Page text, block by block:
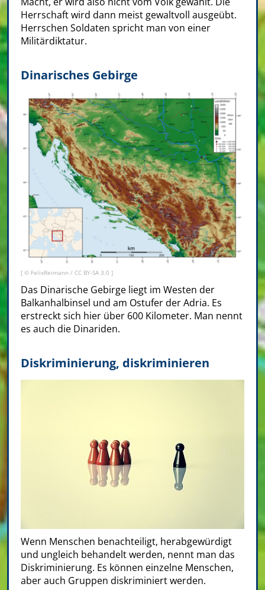
Herrschaft wird dann meist gewaltvoll ausgeübt.
Herrschen Soldaten spricht man von einer
Militärdiktatur.
Dinarisches Gebirge
[ © FelixReimann / CC BY-SA 3.0 ]
Das Dinarische Gebirge liegt im Westen der
Balkanhalbinsel und am Ostufer der Adria. Es
erstreckt sich hier über 600 Kilometer. Man nennt
es auch die Dinariden.
Diskriminierung, diskriminieren
Wenn Menschen benachteiligt, herabgewürdigt
und ungleich behandelt werden, nennt man das
Diskriminierung. Es können einzelne Menschen,
aber auch Gruppen diskriminiert werden.